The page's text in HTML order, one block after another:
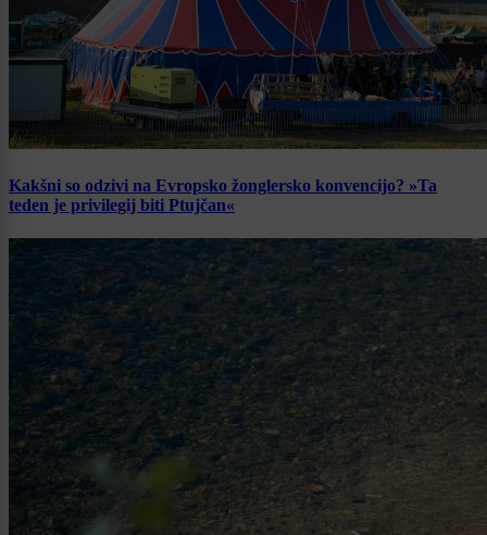
Kakšni so odzivi na Evropsko žonglersko konvencijo? »Ta
teden je privilegij biti Ptujčan«